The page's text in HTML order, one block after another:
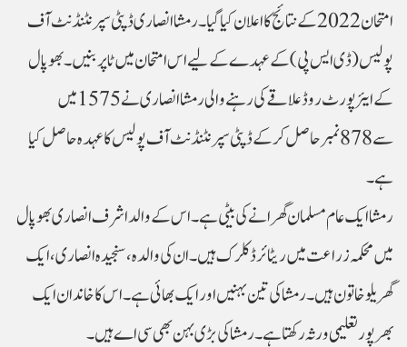
امتحان 2022 کے نتائج کا اعلان کیا گیا۔ رمشا انصاری ڈپٹی سپرنٹنڈنٹ آف
پولیس (ڈی ایس پی) کے عہدے کے لیے اس امتحان میں ٹاپر بنیں۔ بھوپال
کے ایئرپورٹ روڈ علاقے کی رہنے والی رمشا انصاری نے 1575 میں
سے 878 نمبر حاصل کرکے ڈپٹی سپرنٹنڈنٹ آف پولیس کا عہدہ حاصل کیا
ہے۔
رمشا ایک عام مسلمان گھرانے کی بیٹی ہے۔ اس کے والد اشرف انصاری بھوپال
میں محکمہ زراعت میں ریٹائرڈ کلرک ہیں۔ ان کی والدہ، سنجیدہ انصاری، ایک
گھریلو خاتون ہیں۔ رمشا کی تین بہنیں اور ایک بھائی ہے۔ اس کا خاندان ایک